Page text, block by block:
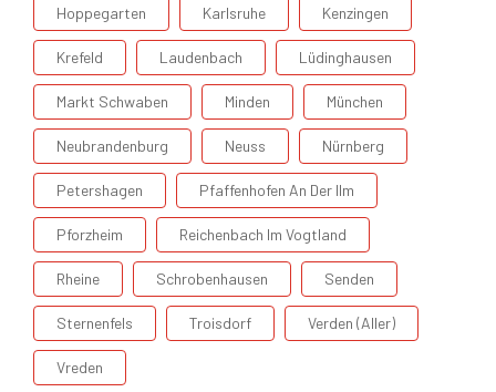
Hoppegarten Karlsruhe Kenzingen
Krefeld Laudenbach Lüdinghausen
Markt Schwaben Minden München
Neubrandenburg Neuss Nürnberg
Petershagen Pfaffenhofen An Der Ilm
Pforzheim Reichenbach Im Vogtland
Rheine Schrobenhausen Senden
Sternenfels Troisdorf Verden (Aller)
Vreden